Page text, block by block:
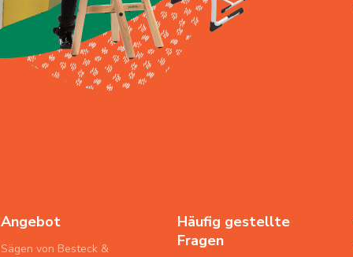
Angebot
Sägen von Besteck &
Häufig gestellte
Fragen